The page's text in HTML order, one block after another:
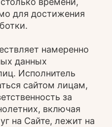
для достижения
намеренно
данных
Исполнитель
сайтом лицам,
за
включая
на Сайте, лежит на